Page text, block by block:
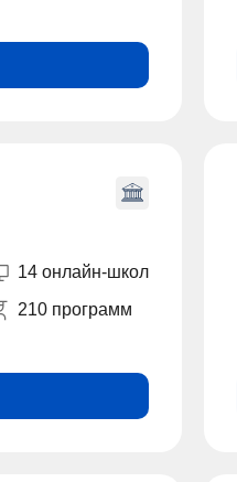
14 онлайн-школ
210 программ